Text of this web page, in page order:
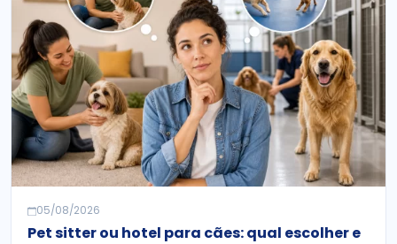
05/08/2026
Pet sitter ou hotel para cães: qual escolher e